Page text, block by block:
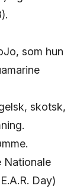
som hun
skotsk,
Nationale
Day)